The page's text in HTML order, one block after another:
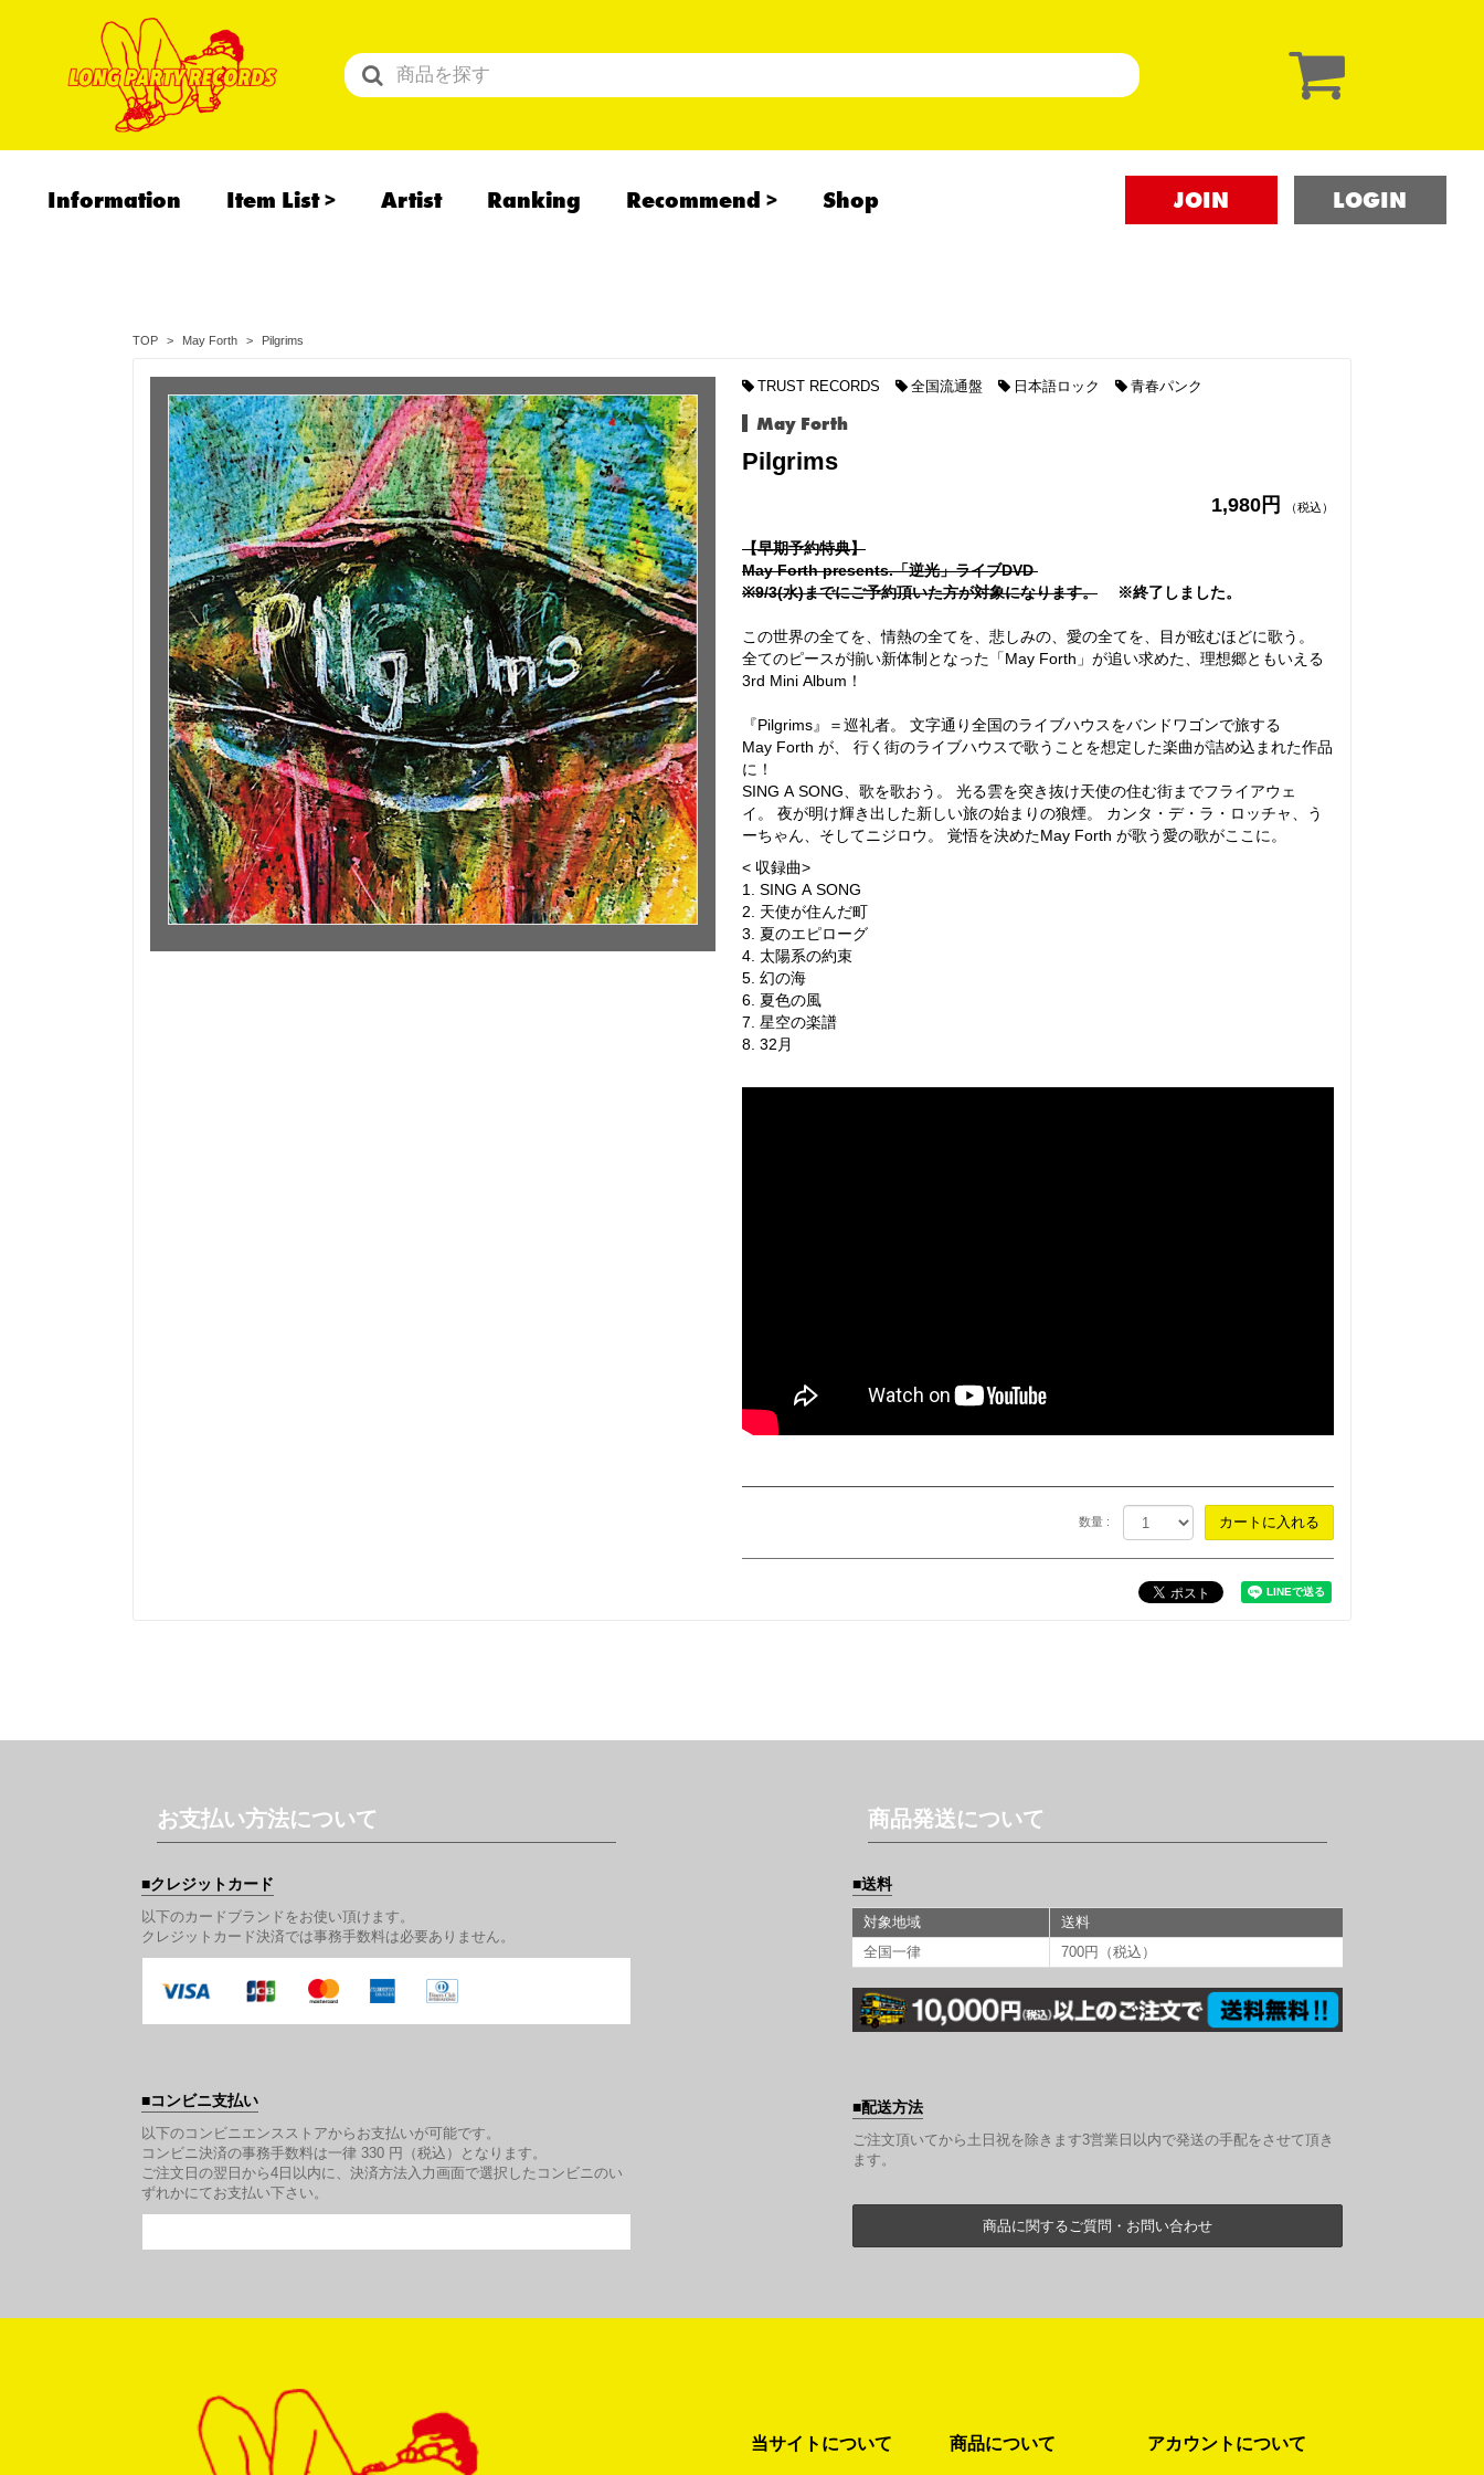
Information Item List Artist Ranking Recommend Shop JOIN LOGIN
TOP May Forth Pilgrims
TRUST RECORDS 全国流通盤 日本語ロック 青春パンク
May Forth
Pilgrims
1,980円 （税込）
【早期予約特典】
May Forth presents.「逆光」ライブDVD
※9/3(水)までにご予約頂いた方が対象になります。 ※終了しました。
この世界の全てを、情熱の全てを、悲しみの、愛の全てを、目が眩むほどに歌う。
全てのピースが揃い新体制となった「May Forth」が追い求めた、理想郷ともいえる
3rd Mini Album！
『Pilgrims』＝巡礼者。 文字通り全国のライブハウスをバンドワゴンで旅する
May Forth が、 行く街のライブハウスで歌うことを想定した楽曲が詰め込まれた作品
に！
SING A SONG、歌を歌おう。 光る雲を突き抜け天使の住む街までフライアウェ
イ。 夜が明け輝き出した新しい旅の始まりの狼煙。 カンタ・デ・ラ・ロッチャ、う
ーちゃん、そしてニジロウ。 覚悟を決めたMay Forth が歌う愛の歌がここに。
< 収録曲>
1. SING A SONG
2. 天使が住んだ町
3. 夏のエピローグ
4. 太陽系の約束
5. 幻の海
6. 夏色の風
7. 星空の楽譜
8. 32月
数量 :
お支払い方法について
クレジットカード
以下のカードブランドをお使い頂けます。
クレジットカード決済では事務手数料は必要ありません。
コンビニ支払い
以下のコンビニエンスストアからお支払いが可能です。
コンビニ決済の事務手数料は一律 330 円（税込）となります。
ご注文日の翌日から4日以内に、決済方法入力画面で選択したコンビニのい
ずれかにてお支払い下さい。
商品発送について
送料
対象地域
送料
全国一律
700円（税込）
配送方法
ご注文頂いてから土日祝を除きます3営業日以内で発送の手配をさせて頂き
ます。
商品に関するご質問・お問い合わせ
当サイトについて 商品について アカウントについて